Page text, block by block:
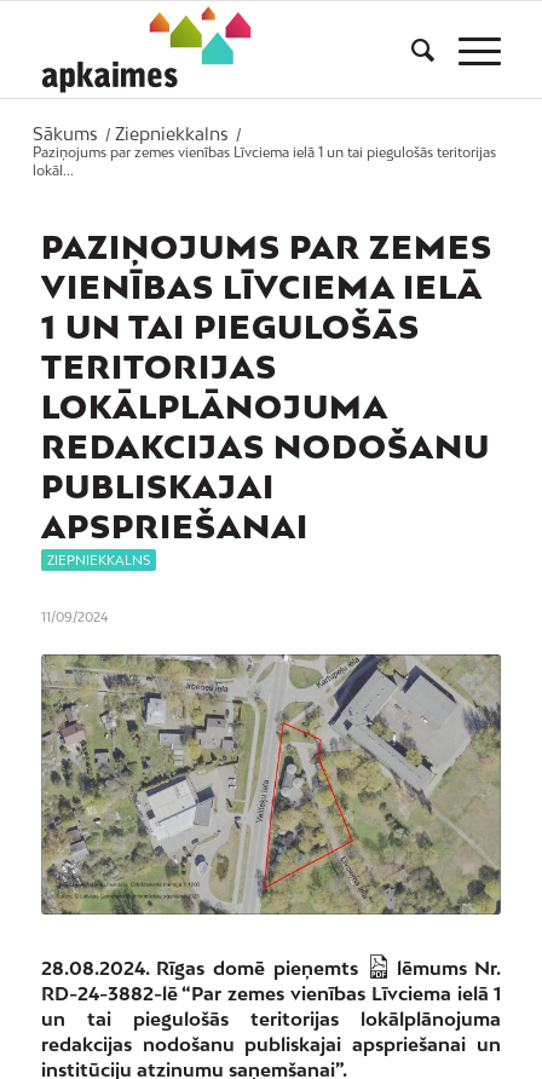
Sākums / Ziepniekkalns
/
Paziņojums par zemes vienības Līvciema ielā 1 un tai piegulošās teritorijas
lokāl...
PAZIŅOJUMS PAR ZEMES
VIENĪBAS LĪVCIEMA IELĀ
1 UN TAI PIEGULOŠĀS
TERITORIJAS
LOKĀLPLĀNOJUMA
REDAKCIJAS NODOŠANU
PUBLISKAJAI
APSPRIEŠANAI
ZIEPNIEKKALNS
11/09/2024
28.08.2024. Rīgas domē pieņemts
lēmums Nr.
RD-24-3882-lē“Par zemes vienības Līvciema ielā 1
un tai piegulošās teritorijas lokālplānojuma
redakcijas nodošanu publiskajai apspriešanai un
institūciju atzinumu saņemšanai”.